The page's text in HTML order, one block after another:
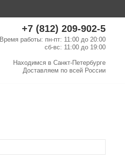
+7 (812) 209-902-5
Время работы: пн-пт: 11:00 до 20:00
сб-вс: 11:00 до 19:00
Находимся в Санкт-Петербурге
Доставляем по всей России